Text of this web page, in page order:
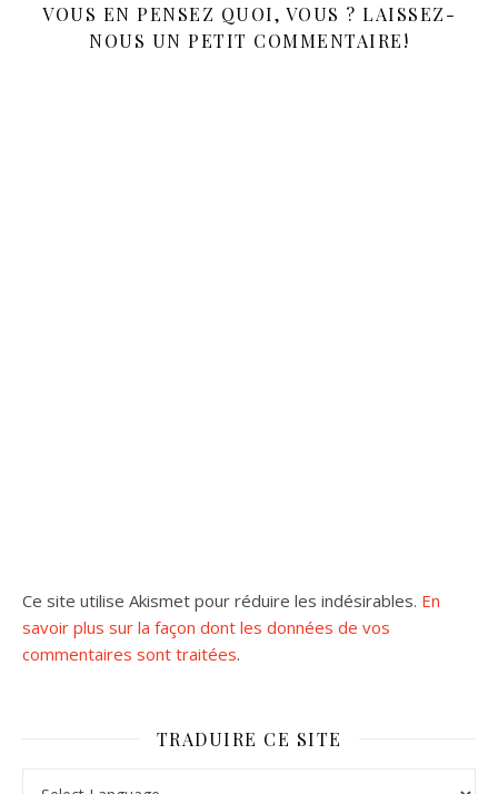
VOUS EN PENSEZ QUOI, VOUS ? LAISSEZ-
NOUS UN PETIT COMMENTAIRE!
Ce site utilise Akismet pour réduire les indésirables. En
savoir plus sur la façon dont les données de vos
commentaires sont traitées.
TRADUIRE CE SITE